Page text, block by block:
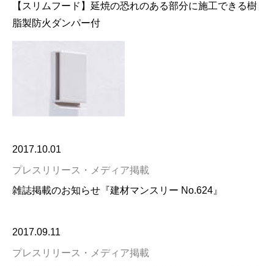
【スリムフード】延焼の恐れのある部分に施工できる樹
脂製防火ダンパー付
2017.10.01
プレスリリース・メディア掲載
雑誌掲載のお知らせ『建材マンスリー No.624』
2017.09.11
プレスリリース・メディア掲載